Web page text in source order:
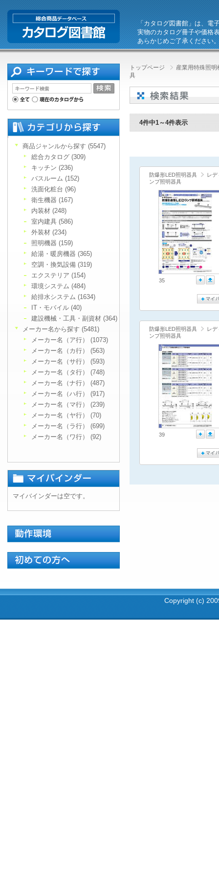
「カタログ図書館」は、電
実物のカタログ冊子や価格
あらかじめご了承ください
トップページ
産業用特殊照
具
4件中1～4件表示
防爆形LED照明器具
レデ
ンプ照明器具
35
防爆形LED照明器具
レデ
ンプ照明器具
39
商品ジャンルから探す (5547)
総合カタログ (309)
キッチン (236)
バスルーム (152)
洗面化粧台 (96)
衛生機器 (167)
内装材 (248)
室内建具 (586)
外装材 (234)
照明機器 (159)
給湯・暖房機器 (365)
空調・換気設備 (319)
エクステリア (154)
環境システム (484)
給排水システム (1634)
IT・モバイル (40)
建設機械・工具・副資材 (364)
メーカー名から探す (5481)
メーカー名（ア行） (1073)
メーカー名（カ行） (563)
メーカー名（サ行） (593)
メーカー名（タ行） (748)
メーカー名（ナ行） (487)
メーカー名（ハ行） (917)
メーカー名（マ行） (239)
メーカー名（ヤ行） (70)
メーカー名（ラ行） (699)
メーカー名（ワ行） (92)
マイバインダーは空です。
Copyright (c)